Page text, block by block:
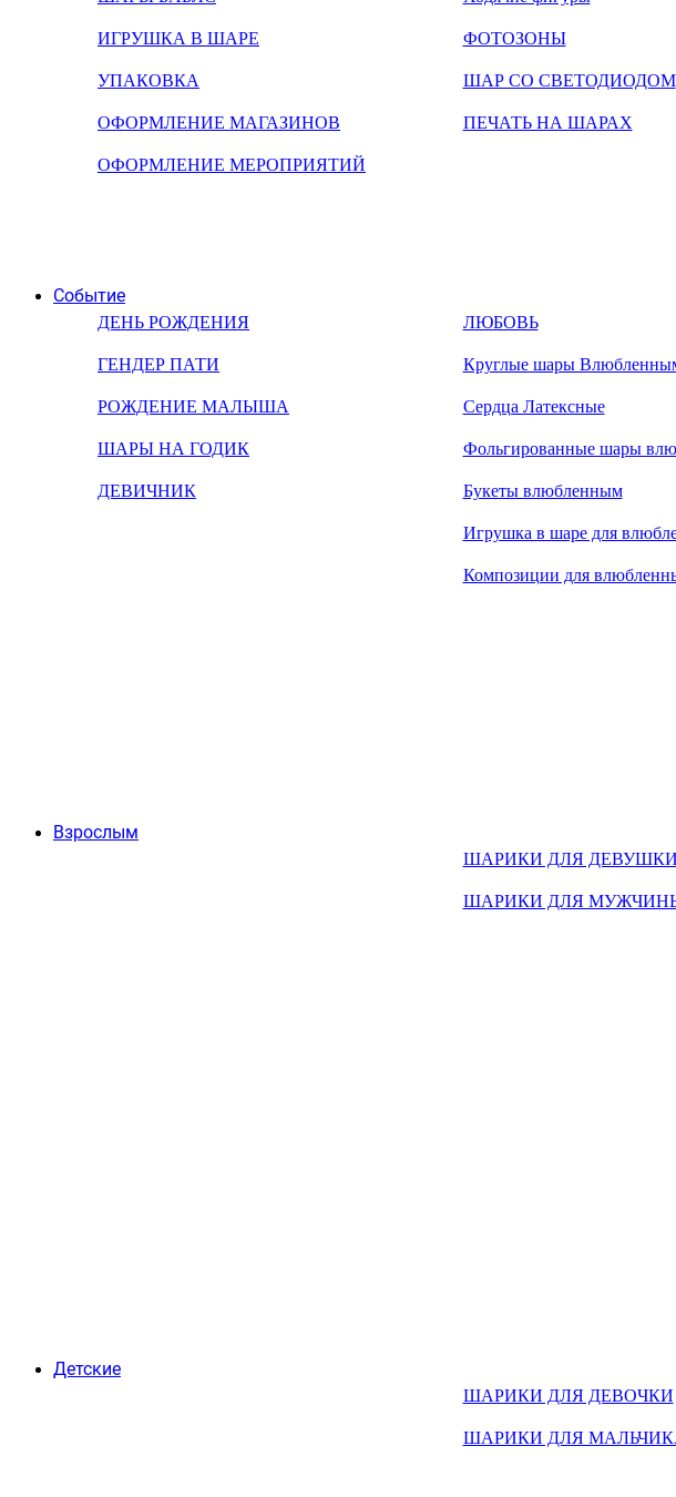
ИГРУШКА В ШАРЕ
УПАКОВКА
ОФОРМЛЕНИЕ МАГАЗИНОВ
ОФОРМЛЕНИЕ МЕРОПРИЯТИЙ
ФОТОЗОНЫ
ШАР СО СВЕТОДИОДОМ
ПЕЧАТЬ НА ШАРАХ
Событие
ДЕНЬ РОЖДЕНИЯ
ГЕНДЕР ПАТИ
РОЖДЕНИЕ МАЛЫША
ШАРЫ НА ГОДИК
ДЕВИЧНИК
ЛЮБОВЬ
Круглые шары
Сердца Латексные
Фольгированные шары
Букеты влюбленным
Игрушка в шаре для
Композиции для
Взрослым
ШАРИКИ ДЛЯ ДЕВУШКИ
ШАРИКИ ДЛЯ
Детские
ШАРИКИ ДЛЯ ДЕВОЧКИ
ШАРИКИ ДЛЯ